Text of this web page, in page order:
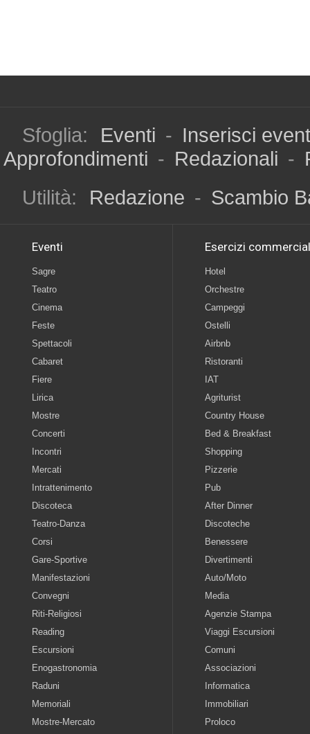
Sfoglia: Eventi - Inserisci
Approfondimenti - Redazionali -
Utilità:
Redazione - Scambio
Eventi
Sagre
Teatro
Cinema
Feste
Spettacoli
Cabaret
Fiere
Lirica
Mostre
Concerti
Incontri
Mercati
Intrattenimento
Discoteca
Teatro-Danza
Corsi
Gare-Sportive
Manifestazioni
Convegni
Riti-Religiosi
Reading
Escursioni
Enogastronomia
Raduni
Memoriali
Mostre-Mercato
Esercizi
Hotel
Orchestre
Campeggi
Ostelli
Airbnb
Ristoranti
IAT
Agriturist
Country House
Bed & Breakfast
Shopping
Pizzerie
Pub
After Dinner
Discoteche
Benessere
Divertimenti
Auto/Moto
Media
Agenzie Stampa
Viaggi Escursioni
Comuni
Associazioni
Informatica
Immobiliari
Proloco